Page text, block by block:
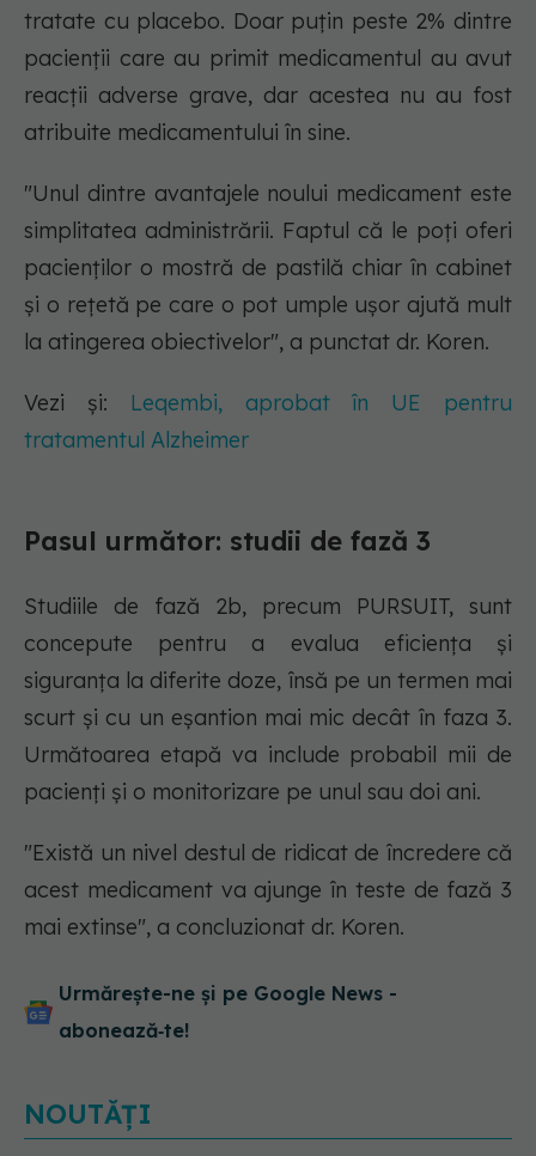
tratate cu placebo. Doar puțin peste 2% dintre
pacienții care au primit medicamentul au avut
reacții adverse grave, dar acestea nu au fost
atribuite medicamentului în sine.
"Unul dintre avantajele noului medicament este
simplitatea administrării. Faptul că le poți oferi
pacienților o mostră de pastilă chiar în cabinet
și o rețetă pe care o pot umple ușor ajută mult
la atingerea obiectivelor", a punctat dr. Koren.
Vezi și: Leqembi, aprobat în UE pentru
tratamentul Alzheimer
Pasul următor: studii de fază 3
Studiile de fază 2b, precum PURSUIT, sunt
concepute pentru a evalua eficiența și
siguranța la diferite doze, însă pe un termen mai
scurt și cu un eșantion mai mic decât în faza 3.
Următoarea etapă va include probabil mii de
pacienți și o monitorizare pe unul sau doi ani.
"Există un nivel destul de ridicat de încredere că
acest medicament va ajunge în teste de fază 3
mai extinse", a concluzionat dr. Koren.
Urmărește-ne și pe Google News -
abonează‑te!
NOUTĂȚI